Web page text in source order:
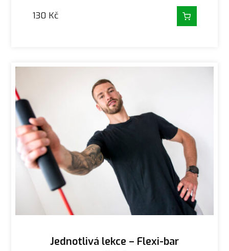
130 Kč
Jednotlivá lekce – Flexi-bar